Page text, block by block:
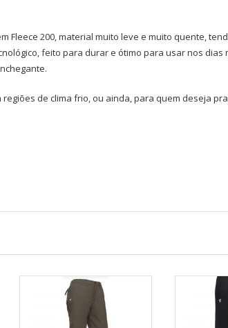
Fleece 200, material muito leve e muito quente,
feito para durar e ótimo para usar nos dias
regiões de clima frio, ou ainda, para quem deseja